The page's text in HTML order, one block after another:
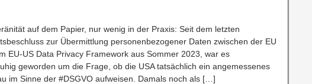
auf dem Papier, nur wenig in der Praxis: Seit dem letzten
zur Übermittlung personenbezogener Daten zwischen der EU
EU-US Data Privacy Framework aus Sommer 2023, war es
geworden um die Frage, ob die USA tatsächlich ein angemessenes
im Sinne der #DSGVO aufweisen. Damals noch als […]